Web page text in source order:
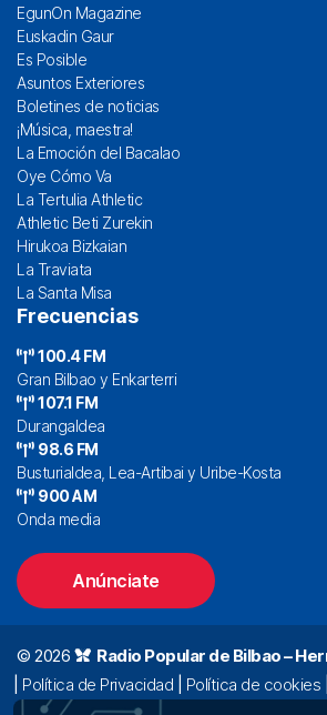
EgunOn Magazine
Euskadin Gaur
Es Posible
Asuntos Exteriores
Boletines de noticias
¡Música, maestra!
La Emoción del Bacalao
Oye Cómo Va
La Tertulia Athletic
Athletic Beti Zurekin
Hirukoa Bizkaian
La Traviata
La Santa Misa
Frecuencias
100.4 FM
Gran Bilbao y Enkarterri
107.1 FM
Durangaldea
98.6 FM
Busturialdea, Lea-Artibai y Uribe-Kosta
900 AM
Onda media
Anúnciate
© 2026 Radio Popular de Bilbao –
Política de Privacidad Política de cookies